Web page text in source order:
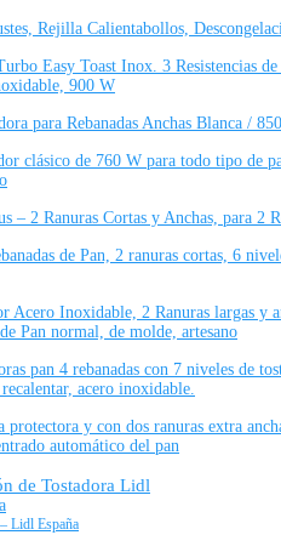
Rejilla Calientabollos,
Easy Toast Inox. 3 Resistencias
900 W
para Rebanadas Anchas Blanca /
clásico de 760 W para todo tipo de
– 2 Ranuras Cortas y Anchas, para 2
de Pan, 2 ranuras cortas, 6
Acero Inoxidable, 2 Ranuras largas y
Pan normal, de molde, artesano
pan 4 rebanadas con 7 niveles de
acero inoxidable.
protectora y con dos ranuras extra
automático del pan
de Tostadora Lidl
Lidl España